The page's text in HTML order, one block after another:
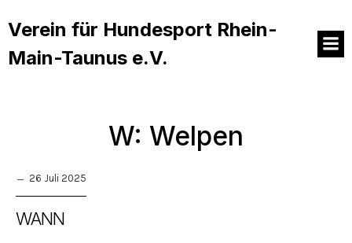
Verein für Hundesport Rhein-
Main-Taunus e.V.
W: Welpen
26 Juli 2025
WANN